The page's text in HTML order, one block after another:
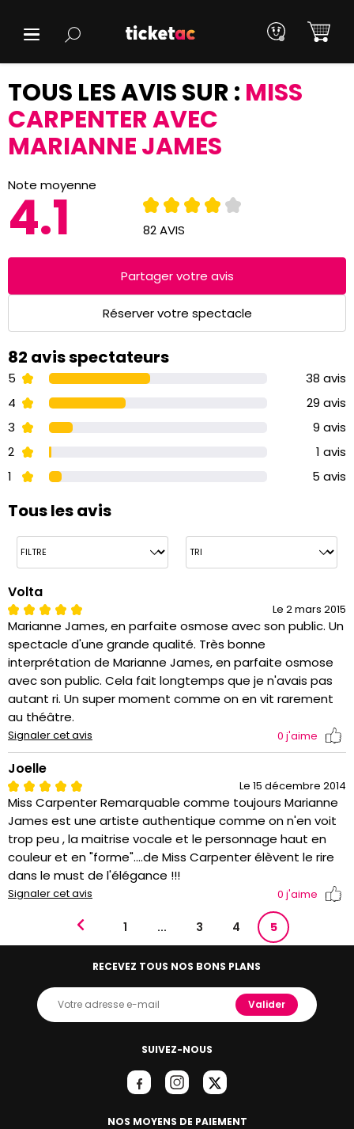
TOUS LES AVIS SUR : MISS
CARPENTER AVEC
MARIANNE JAMES
Note moyenne
4.1 82 AVIS
Réserver votre spectacle
Partager votre avis
82 avis spectateurs
5
38 avis
4
29 avis
3
9 avis
2
1 avis
1
5 avis
Tous les avis
Volta
Le 2 mars 2015
Marianne James, en parfaite osmose avec son public. Un
spectacle d'une grande qualité. Très bonne
interprétation de Marianne James, en parfaite osmose
avec son public. Cela fait longtemps que je n'avais pas
autant ri. Un super moment comme on en vit rarement
au théâtre.
Signaler cet avis 0 j'aime
Joelle
Le 15 décembre 2014
Miss Carpenter Remarquable comme toujours Marianne
James est une artiste authentique comme on n'en voit
trop peu , la maitrise vocale et le personnage haut en
couleur et en "forme"....de Miss Carpenter élèvent le rire
dans le must de l'élégance !!!
Signaler cet avis 0 j'aime
1 ... 3 4 5
SUIVEZ-NOUS
NOS MOYENS DE PAIEMENT
RECEVEZ TOUS NOS BONS PLANS
Valider